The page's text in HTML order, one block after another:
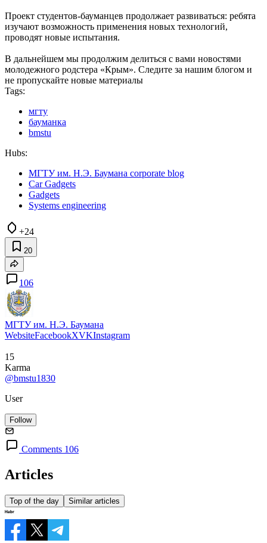
Проект студентов-бауманцев продолжает развиваться: ребята
изучают возможность применения новых технологий,
проводят новые испытания.
В дальнейшем мы продолжим делиться с вами новостями
молодежного родстера «Крым». Следите за нашим блогом и
не пропускайте новые материалы
Tags:
мгту
бауманка
bmstu
Hubs:
МГТУ им. Н.Э. Баумана corporate blog
Car Gadgets
Gadgets
Systems engineering
+24
20
106
МГТУ им. Н.Э. Баумана
WebsiteFacebookXVKInstagram
15
Karma
@bmstu1830
User
Follow
Comments 106
Articles
Top of the day Similar articles